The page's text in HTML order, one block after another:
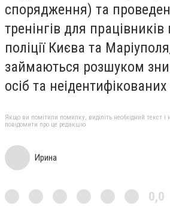
спорядження) та
тренінгів для
поліції Києва та
займаються розшуком
осіб та неідентифікованих
Якщо ви помітили помилку, виділіть необхідний текст і
повідомити про це редакцію
Ирина
0,0